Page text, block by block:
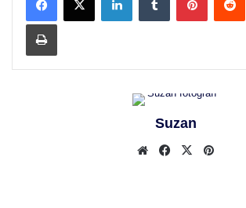
Yazdır
Suzan
Web
Facebook
X